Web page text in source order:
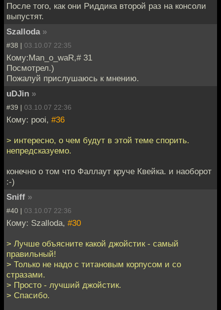
После того, как они Риддика второй раз на консоли
выпустят.
Szalloda »
#38 | 03.10.07 22:35
Кому:Man_o_waR,# 31
Посмотрел.)
Пожалуй прислушаюсь к мнению.
uDJin »
#39 | 03.10.07 22:36
Кому: pooi, #36
> интересно, о чем будут в этой теме спорить.
непредсказуемо.
конечно о том что Фаллаут круче Квейка. и наоборот
:-)
Sniff »
#40 | 03.10.07 22:36
Кому: Szalloda, #30
> Лучше объясните какой джойстик - самый
правильный!
> Только не надо с титановым корпусом и со
стразами.
> Просто - лучший джойстик.
> Спасибо.